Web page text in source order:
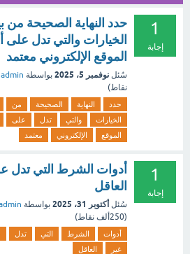
1
إجابة
حدد النهاية الصحيحة من
الخيارات والتي تدل على
الموقع الإلكتروني معتمد
سُئل نوفمبر 5، 2025 بواسطة admin
نقاط)
حدد النهاية الصحيحة من
الخيارات
والتي تدل على
الموقع
الإلكتروني معتمد
1
إجابة
أدوات الشرط التي تدل
العاقل
سُئل أكتوبر 31، 2025 بواسطة
(250ألف نقاط)
أدوات الشرط التي تدل
غير
العاقل